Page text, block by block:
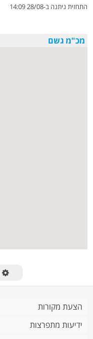
התחזית ניתנה ב-28/08 14:09
מכ"מ גשם
הצעת מקורות
ידיעות מתפרצות